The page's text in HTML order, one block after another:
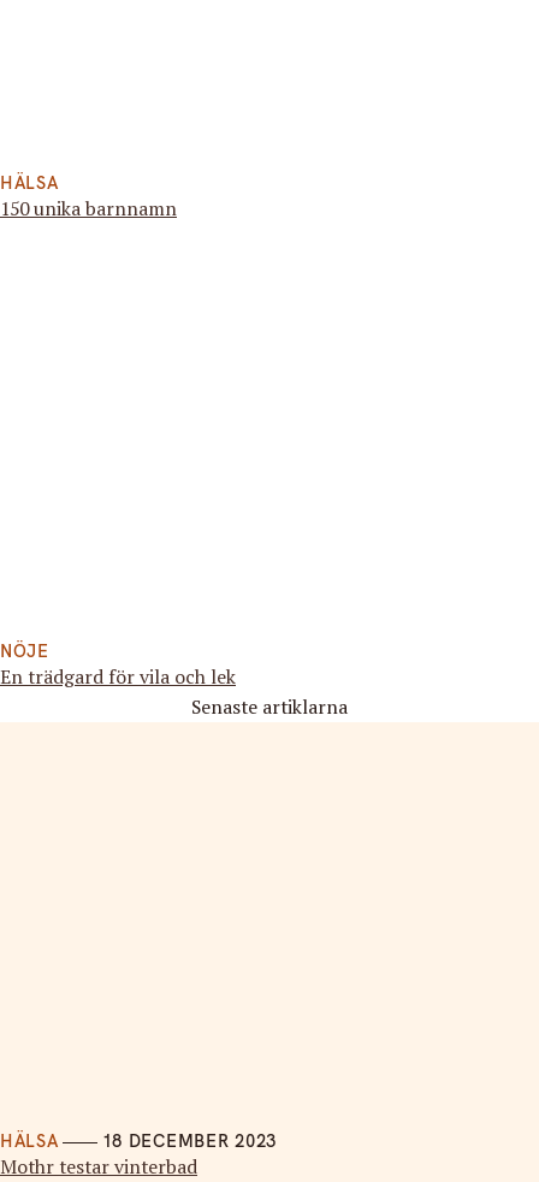
HÄLSA
150 unika barnnamn
NÖJE
En trädgard för vila och lek
Senaste artiklarna
HÄLSA 18 DECEMBER 2023
Mothr testar vinterbad